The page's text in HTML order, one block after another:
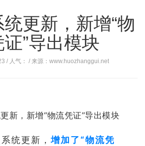
更新，新增“物
”导出模块
/ 人气： / 来源：www.huozhanggui.net
统更新，增加了“物流凭